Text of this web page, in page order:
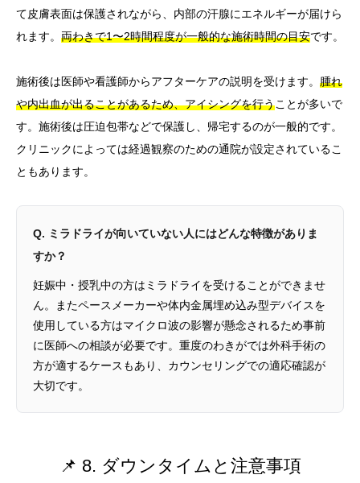
て皮膚表面は保護されながら、内部の汗腺にエネルギーが届けら
れます。 両わきで1〜2時間程度が一般的な施術時間の目安です。
施術後は医師や看護師からアフターケアの説明を受けます。 腫れ
や内出血が出ることがあるため、アイシングを行うことが多いで
す。施術後は圧迫包帯などで保護し、帰宅するのが一般的です。
クリニックによっては経過観察のための通院が設定されているこ
ともあります。
Q. ミラドライが向いていない人にはどんな特徴がありま
すか？
妊娠中・授乳中の方はミラドライを受けることができませ
ん。またペースメーカーや体内金属埋め込み型デバイスを
使用している方はマイクロ波の影響が懸念されるため事前
に医師への相談が必要です。重度のわきがでは外科手術の
方が適するケースもあり、カウンセリングでの適応確認が
大切です。
📌 8. ダウンタイムと注意事項